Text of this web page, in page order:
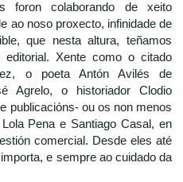
foron colaborando de xeito
ao noso proxecto, infinidade de
que nesta altura, teñamos
Xente como o citado
o poeta Antón Avilés de
Agrelo, o historiador Clodio
publicacións- ou os non menos
Pena e Santiago Casal, en
comercial. Desde eles até
e sempre ao cuidado da